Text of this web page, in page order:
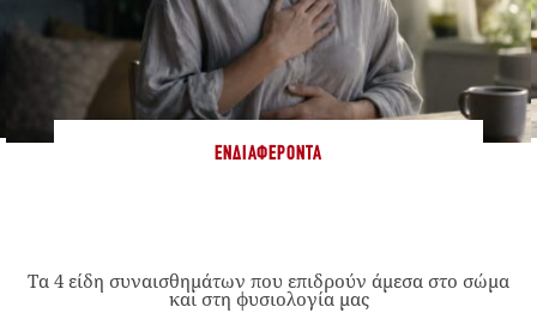
ΕΝΔΙΑΦΈΡΟΝΤΑ
Τα 4 είδη συναισθημάτων που επιδρούν άμεσα στο σώμα
και στη φυσιολογία μας